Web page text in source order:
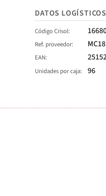
DATOS LOGÍSTICOS
Código Crisol
Ref. proveedor MC18
EAN
Unidades por caja 96